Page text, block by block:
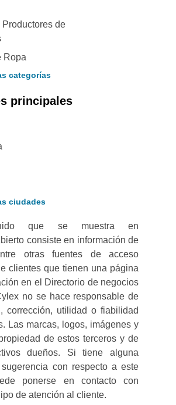
Productores de
Ropa
categorías
principales
ciudades
que se muestra en
consiste en información de
otras fuentes de acceso
clientes que tienen una página
en el Directorio de negocios
no se hace responsable de
corrección, utilidad o fiabilidad
Las marcas, logos, imágenes y
de estos terceros y de
dueños. Si tiene alguna
con respecto a este
ponerse en contacto con
de atención al cliente.